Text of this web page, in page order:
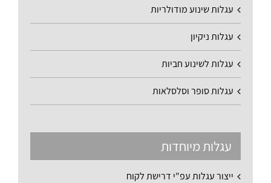
עגלות שינוע מודולריות
עגלות ניקיון
עגלות לשינוע חביות
עגלות סופר וסלסלאות
עגלות מיוחדות
ייצור עגלות עפ"י דרישת לקוח